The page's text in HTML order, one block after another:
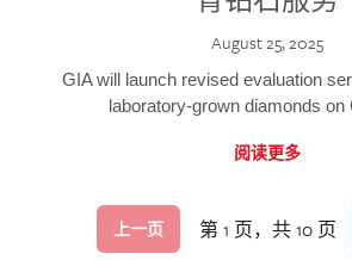
August 25, 2025
GIA will launch revised evaluation
laboratory-grown diamonds on
阅读更多
上一页 第 1 页，共 10 页